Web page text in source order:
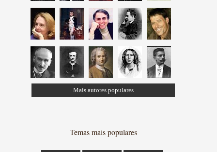
Mais autores populares
Temas mais populares